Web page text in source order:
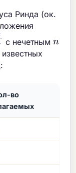
Ринда (ок.
n
с нечетным n
во